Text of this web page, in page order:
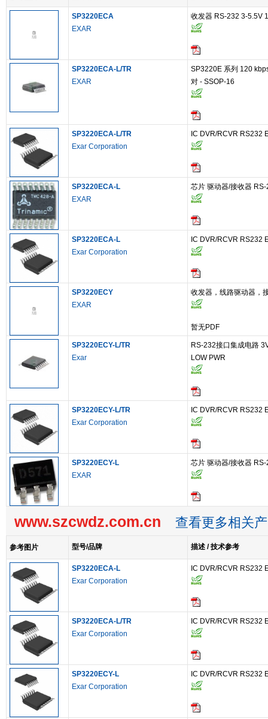
SP3220ECA
EXAR
收发器 RS-232 3-5.5V
SP3220ECA-L/TR
EXAR
SP3220E 系列 120
对 - SSOP-16
SP3220ECA-L/TR
Exar Corporation
IC DVR/RCVR RS232
SP3220ECA-L
EXAR
芯片 驱动器/接收器
SP3220ECA-L
Exar Corporation
IC DVR/RCVR RS232
SP3220ECY
EXAR
收发器，线路驱动器，
暂无PDF
SP3220ECY-L/TR
Exar
RS-232接口集成电路
LOW PWR
SP3220ECY-L/TR
Exar Corporation
IC DVR/RCVR RS232
SP3220ECY-L
EXAR
芯片 驱动器/接收器
www.szcwdz.com.cn 查看更多相关
参考图片 型号/品牌 描述 / 技术参考
SP3220ECA-L
Exar Corporation
IC DVR/RCVR RS232
SP3220ECA-L/TR
Exar Corporation
IC DVR/RCVR RS232
SP3220ECY-L
Exar Corporation
IC DVR/RCVR RS232